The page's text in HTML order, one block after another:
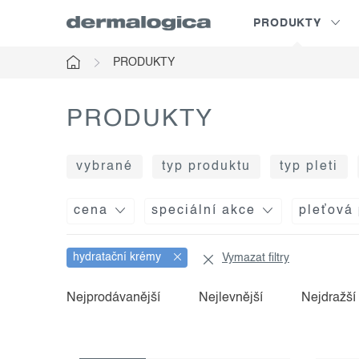
PRODUKTY
PRODUKTY
PRODUKTY
vybrané typ produktu typ pleti
cena speciální akce pleťová
hydratační krémy Vymazat filtry
v
ř
Nejprodávanější Nejlevnější Nejdražší